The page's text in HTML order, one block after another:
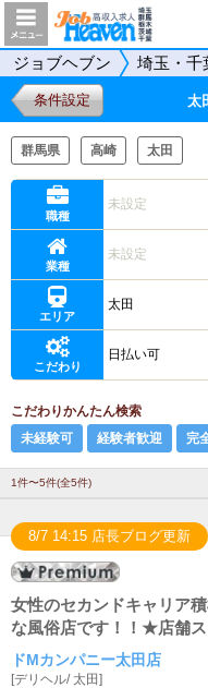
ジョブヘブン 埼玉・千
条件設定 太
群馬県 高崎 太田
職種
未設定
業種
未設定
エリア
太田
こだわり
日払い可
こだわりかんたん検索
未経験可
経験者歓迎 完
1件〜5件(全5件)
8/7 14:15 店長ブログ更新
女性のセカンドキャリア
な風俗店です！！★店舗
ドMカンパニー太田店
[デリヘル/ 太田]